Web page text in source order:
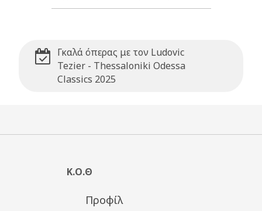
Γκαλά όπερας με τον Ludovic
Tezier - Thessaloniki Odessa
Classics 2025
Κ.Ο.Θ
Προφίλ